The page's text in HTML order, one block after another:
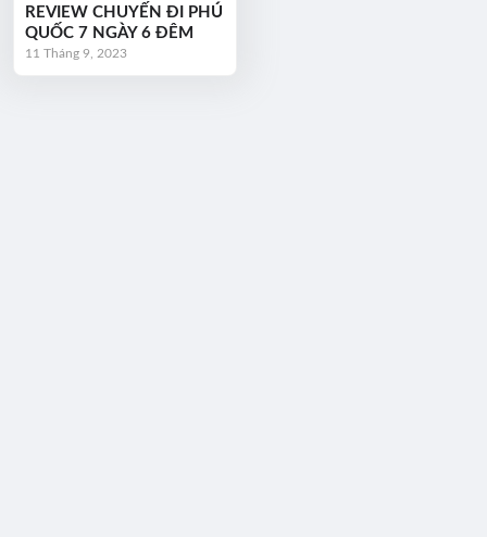
REVIEW CHUYẾN ĐI PHÚ
QUỐC 7 NGÀY 6 ĐÊM
11 Tháng 9, 2023